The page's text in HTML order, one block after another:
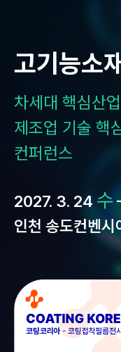
고기능소
차세대 핵심산
제조업 기술 핵
컨퍼런스
2027. 3. 24 수
인천 송도컨벤시